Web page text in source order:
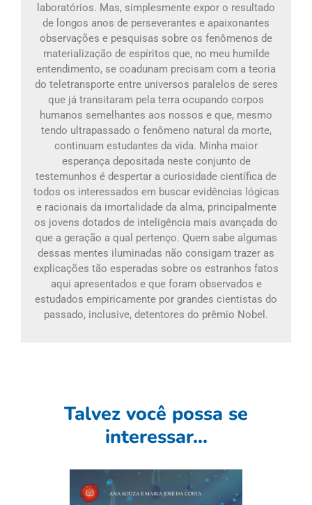
laboratórios. Mas, simplesmente expor o resultado
de longos anos de perseverantes e apaixonantes
observações e pesquisas sobre os fenômenos de
materialização de espíritos que, no meu humilde
entendimento, se coadunam precisam com a teoria
do teletransporte entre universos paralelos de seres
que já transitaram pela terra ocupando corpos
humanos semelhantes aos nossos e que, mesmo
tendo ultrapassado o fenômeno natural da morte,
continuam estudantes da vida. Minha maior
esperança depositada neste conjunto de
testemunhos é despertar a curiosidade científica de
todos os interessados em buscar evidências lógicas
e racionais da imortalidade da alma, principalmente
os jovens dotados de inteligência mais avançada do
que a geração a qual pertenço. Quem sabe algumas
dessas mentes iluminadas não consigam trazer as
explicações tão esperadas sobre os estranhos fatos
aqui apresentados e que foram observados e
estudados empiricamente por grandes cientistas do
passado, inclusive, detentores do prêmio Nobel.
Talvez você possa se
interessar...